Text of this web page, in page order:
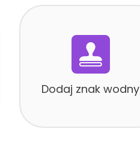
Dodaj znak wodny